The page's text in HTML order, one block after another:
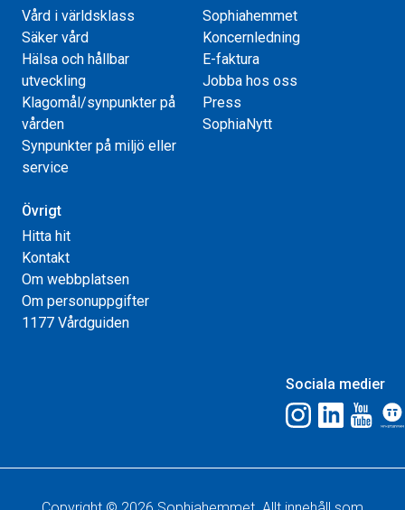
Vård i världsklass
Säker vård
Hälsa och hållbar
utveckling
Klagomål/synpunkter på
vården
Synpunkter på miljö eller
service
Sophiahemmet
Koncernledning
E-faktura
Jobba hos oss
Press
SophiaNytt
Övrigt
Hitta hit
Kontakt
Om webbplatsen
Om personuppgifter
1177 Vårdguiden
Sociala medier